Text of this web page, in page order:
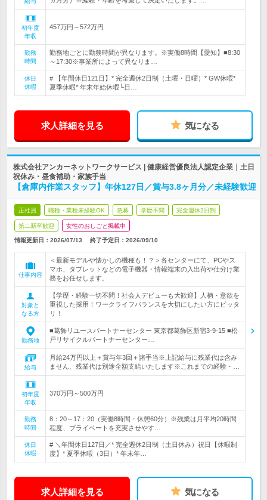
初年度
年収
457万円～572万円
勤務
時間
勤務地ごとに勤務時間が異なります。※実働8時間【愛知】■8:30
～17:30※事業所によって異なりま…
休日
休暇
# 【年間休日121日】* 完全週休2日制（土曜・日曜）* GW休暇*
夏季休暇* 年末年始休暇└日…
求人詳細を見る 気になる
株式会社アンカーネットワークサービス | 健康経営優良法人認定企業｜土日
祝休み・昼食補助・家族手当
【倉庫内作業スタッフ】年休127日／賞与3.8ヶ月分／未経験歓迎
正社員 職種・業種未経験OK 急募 学歴不問 完全週休2日制
第二新卒歓迎 女性のおしごと掲載中
情報更新日：2026/07/13 終了予定日： 2026/09/10
仕事内容
＜最新モデルや懐かしの機種も！？＞各センターにて、PCやス
マホ、タブレットなどの電子機器・情報端末の入出荷や仕分け業
務をお任せします。
対象と
なる方
【学歴・経験一切不問！社会人デビューも大歓迎】人柄・意欲を
重視した採用！ワークライフバランスを大切にしたい方にピッタ
リ！
勤務地
■葛飾リユースパートナーセンター 東京都葛飾区新宿3-9-15 ■松
戸リサイクルパートナーセンター…
給与
月給24万円以上＋賞与年3回＋諸手当※上記給与に残業代は含み
ません、残業代は別途全額支給いたします※これまでの経験・…
初年度
年収
370万円～500万円
勤務
時間
8：20～17：20（実働8時間・休憩60分）※残業は月平均20時間
程度、プライベートを充実させやす…
休日
休暇
# ＼年間休日127日／* 完全週休2日制（土日休み）祝日【休暇制
度】* 夏季休暇（3日）* 年末年…
求人詳細を見る 気になる